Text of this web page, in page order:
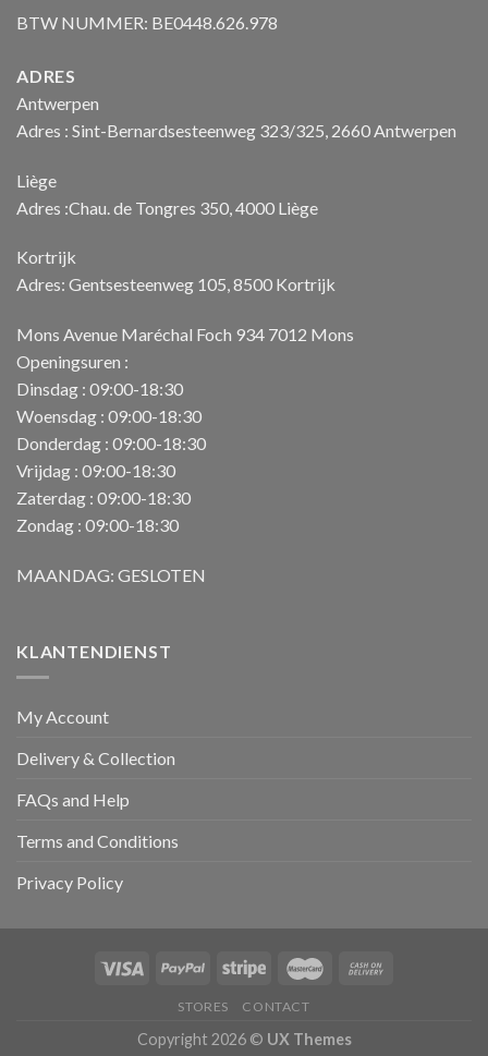
BTW NUMMER: BE0448.626.978
ADRES
Antwerpen
Adres : Sint-Bernardsesteenweg 323/325, 2660 Antwerpen
Liège
Adres :Chau. de Tongres 350, 4000 Liège
Kortrijk
Adres: Gentsesteenweg 105, 8500 Kortrijk
Mons Avenue Maréchal Foch 934 7012 Mons
Openingsuren :
Dinsdag : 09:00-18:30
Woensdag : 09:00-18:30
Donderdag : 09:00-18:30
Vrijdag : 09:00-18:30
Zaterdag : 09:00-18:30
Zondag : 09:00-18:30
MAANDAG: GESLOTEN
KLANTENDIENST
My Account
Delivery & Collection
FAQs and Help
Terms and Conditions
Privacy Policy
STORES CONTACT
Copyright 2026 © UX Themes